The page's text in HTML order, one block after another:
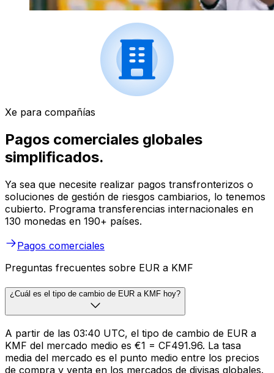
Xe para compañías
Pagos comerciales globales
simplificados.
Ya sea que necesite realizar pagos transfronterizos o
soluciones de gestión de riesgos cambiarios, lo tenemos
cubierto. Programa transferencias internacionales en
130 monedas en 190+ países.
Pagos comerciales
Preguntas frecuentes sobre EUR a KMF
¿Cuál es el tipo de cambio de EUR a KMF hoy?
A partir de las 03:40 UTC, el tipo de cambio de EUR a
KMF del mercado medio es €1 = CF491.96. La tasa
media del mercado es el punto medio entre los precios
de compra y venta en los mercados de divisas globales.